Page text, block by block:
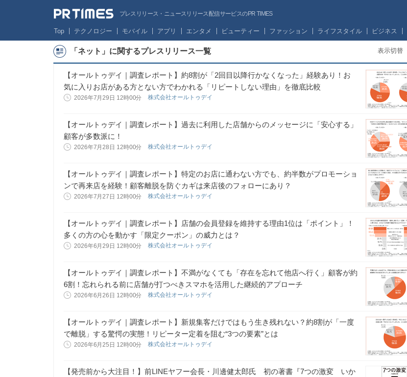
プレスリリース・ニュースリリース配信サービスのPR TIMES
Top テクノロジー モバイル アプリ エンタメ ビューティー ファッション ライフスタイル ビジネス
「ネット」に関するプレスリリース一覧 表示切替
【オールトゥデイ｜調査レポート】約8割が「2回目以降行かなくなった」経験あり！お
気に入りお店がある方とない方でわかれる「リピートしない理由」を徹底比較
2026年7月29日 12時00分 株式会社オールトゥデイ
【オールトゥデイ｜調査レポート】過去に利用した店舗からのメッセージに「安心する」
顧客が多数派に！
2026年7月28日 12時00分 株式会社オールトゥデイ
【オールトゥデイ｜調査レポート】特定のお店に通わない方でも、約半数がプロモーショ
ンで再来店を経験！顧客離脱を防ぐカギは来店後のフォローにあり？
2026年7月27日 12時00分 株式会社オールトゥデイ
【オールトゥデイ｜調査レポート】店舗の会員登録を維持する理由1位は「ポイント」！
多くの方の心を動かす「限定クーポン」の威力とは？
2026年6月29日 12時00分 株式会社オールトゥデイ
【オールトゥデイ｜調査レポート】不満がなくても「存在を忘れて他店へ行く」顧客が約
6割！忘れられる前に店舗が打つべきスマホを活用した継続的アプローチ
2026年6月26日 12時00分 株式会社オールトゥデイ
【オールトゥデイ｜調査レポート】新規集客だけではもう生き残れない？約8割が「一度
で離脱」する驚愕の実態！リピーター定着を阻む“3つの要素”とは
2026年6月25日 12時00分 株式会社オールトゥデイ
【発売前から大注目！】前LINEヤフー会長・川邊健太郎氏 初の著書『7つの激変 いか